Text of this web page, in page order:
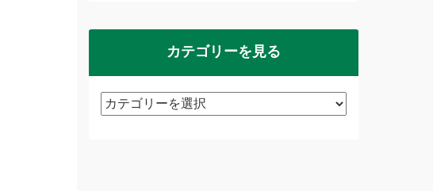
カテゴリーを見る
カ